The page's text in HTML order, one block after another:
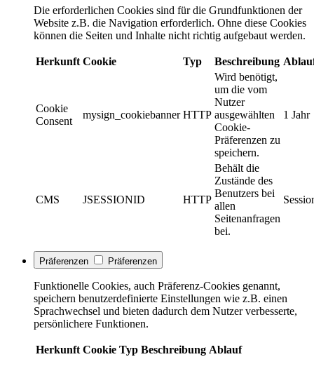
Die erforderlichen Cookies sind für die Grundfunktionen der
Website z.B. die Navigation erforderlich. Ohne diese Cookies
können die Seiten und Inhalte nicht richtig aufgebaut werden.
Herkunft Cookie Typ Beschreibung
Cookie
Consent
mysign_cookiebanner HTTP
Wird benötigt,
um die vom
Nutzer
ausgewählten
Cookie-
Präferenzen zu
speichern.
1 Jahr
CMS JSESSIONID HTTP
Behält die
Zustände des
Benutzers bei
allen
Seitenanfragen
bei.
Präferenzen Präferenzen
Funktionelle Cookies, auch Präferenz-Cookies genannt,
speichern benutzerdefinierte Einstellungen wie z.B. einen
Sprachwechsel und bieten dadurch dem Nutzer verbesserte,
persönlichere Funktionen.
Herkunft Cookie Typ Beschreibung Ablauf